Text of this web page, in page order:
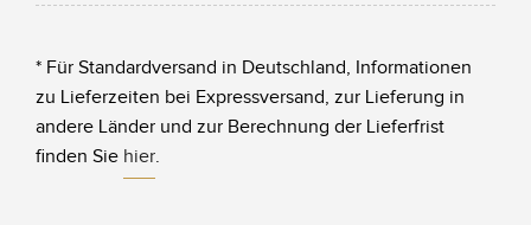
* Für Standardversand in Deutschland, Informationen
zu Lieferzeiten bei Expressversand, zur Lieferung in
andere Länder und zur Berechnung der Lieferfrist
finden Sie hier.